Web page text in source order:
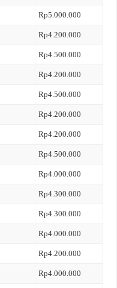
Rp5.000.000
Rp4.200.000
Rp4.500.000
Rp4.200.000
Rp4.500.000
Rp4.200.000
Rp4.200.000
Rp4.500.000
Rp4.000.000
Rp4.300.000
Rp4.300.000
Rp4.000.000
Rp4.200.000
Rp4.000.000